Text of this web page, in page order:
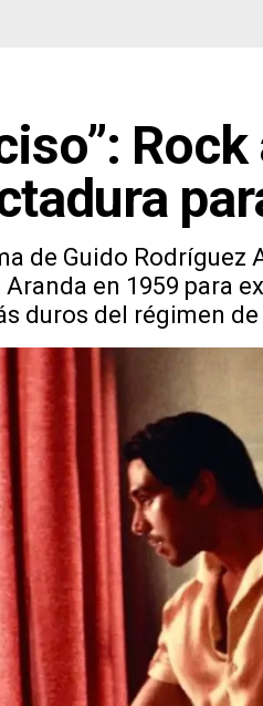
de Guido Rodríguez
en 1959 para
duros del régimen